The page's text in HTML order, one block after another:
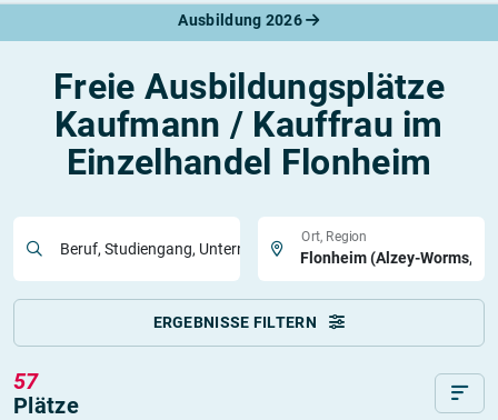
Ausbildung 2026
Freie Ausbildungsplätze
Kaufmann / Kauffrau im
Einzelhandel Flonheim
Beruf, Studiengang, Unternehmen
Ort, Region
ERGEBNISSE FILTERN
57
Plätze